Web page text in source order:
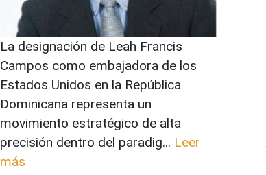
La designación de Leah Francis
Campos como embajadora de los
Estados Unidos en la República
Dominicana representa un
movimiento estratégico de alta
precisión dentro del paradig... Leer
más